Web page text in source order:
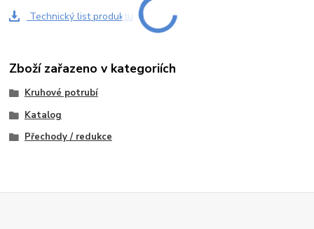
Technický list produktu
Zboží zařazeno v kategoriích
Kruhové potrubí
Katalog
Přechody / redukce